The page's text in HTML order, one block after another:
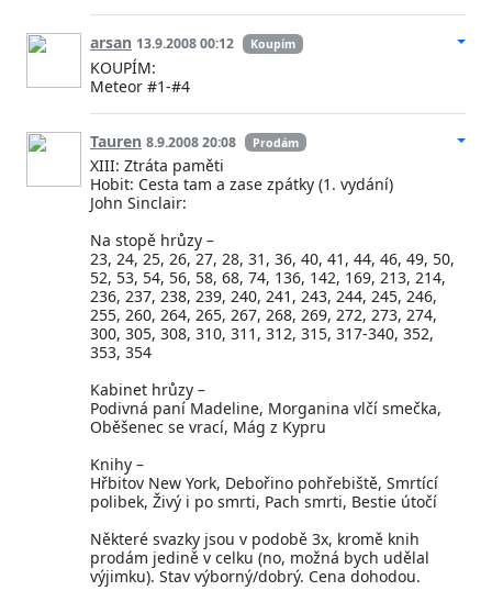
arsan 13.9.2008 00:12 Koupím
KOUPÍM:
Meteor #1-#4
Tauren 8.9.2008 20:08 Prodám
XIII: Ztráta paměti
Hobit: Cesta tam a zase zpátky (1. vydání)
John Sinclair:
Na stopě hrůzy –
23, 24, 25, 26, 27, 28, 31, 36, 40, 41, 44, 46, 49, 50,
52, 53, 54, 56, 58, 68, 74, 136, 142, 169, 213, 214,
236, 237, 238, 239, 240, 241, 243, 244, 245, 246,
255, 260, 264, 265, 267, 268, 269, 272, 273, 274,
300, 305, 308, 310, 311, 312, 315, 317-340, 352,
353, 354
Kabinet hrůzy –
Podivná paní Madeline, Morganina vlčí smečka,
Oběšenec se vrací, Mág z Kypru
Knihy –
Hřbitov New York, Debořino pohřebiště, Smrtící
polibek, Živý i po smrti, Pach smrti, Bestie útočí
Některé svazky jsou v podobě 3x, kromě knih
prodám jedině v celku (no, možná bych udělal
výjimku). Stav výborný/dobrý. Cena dohodou.